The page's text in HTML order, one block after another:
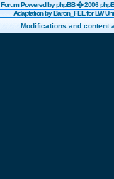
Forum Powered byphpBB� 2006
Adaptation by Baron_FEL for LW
Modifications and content